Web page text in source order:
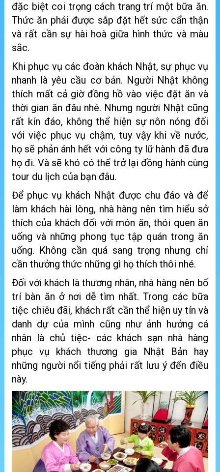
đặc biệt coi trọng cách trang trí một bữa ăn.
Thức ăn phải được sắp đặt hết sức cẩn thận
và rất cần sự hài hoà giữa hình thức và màu
sắc.
Khi phục vụ các đoàn khách Nhật, sự phục vụ
nhanh là yêu cầu cơ bản. Người Nhật không
thích mất cả giờ đồng hồ vào việc đặt ăn và
thời gian ăn đâu nhé. Nhưng người Nhật cũng
rất kín đáo, không thể hiện sự nôn nóng đối
với việc phục vụ chậm, tuy vậy khi về nước,
họ sẽ phản ánh hết với công ty lữ hành đã đưa
họ đi. Và sẽ khó có thể trở lại đồng hành cùng
tour du lịch của bạn đâu.
Để phục vụ khách Nhật được chu đáo và để
làm khách hài lòng, nhà hàng nên tìm hiểu sở
thích của khách đối với món ăn, thói quen ăn
uống và những phong tục tập quán trong ăn
uống. Không cần quá sang trọng nhưng chỉ
cần thưởng thức những gì họ thích thôi nhé.
Đối với khách là thương nhân, nhà hàng nên bố
trí bàn ăn ở nơi dễ tìm nhất. Trong các bữa
tiệc chiêu đãi, khách rất cần thể hiện uy tín và
danh dự của mình cũng như ảnh hưởng cá
nhân là chủ tiệc- các khách sạn nhà hàng
phục vụ khách thương gia Nhật Bản hay
những người nổi tiếng phải rất lưu ý đến điều
này.